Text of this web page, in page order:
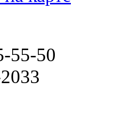
55-50